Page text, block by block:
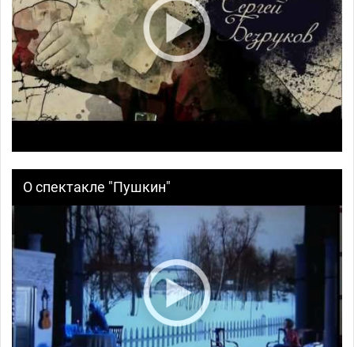
О спектакле "Пушкин"